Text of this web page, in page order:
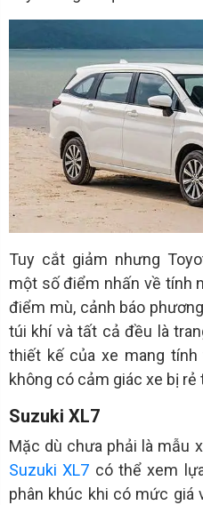
Tuy cắt giảm nhưng
một số điểm nhấn về tính
điểm mù, cảnh báo
túi khí và tất cả đều là
thiết kế của xe mang
không có cảm giác xe bị rẻ
Suzuki XL7
Mặc dù chưa phải là mẫu
Suzuki XL7 có thể xem
phân khúc khi có mức giá